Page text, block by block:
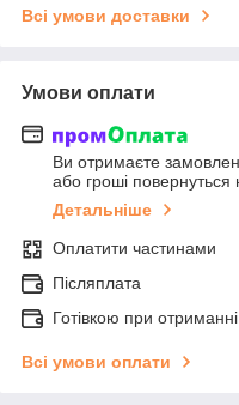
Всі умови доставки
Умови оплати
Ви отримаєте
або гроші повернуться
Детальніше
Оплатити частинами
Післяплата
Готівкою при отриманні
Всі умови оплати